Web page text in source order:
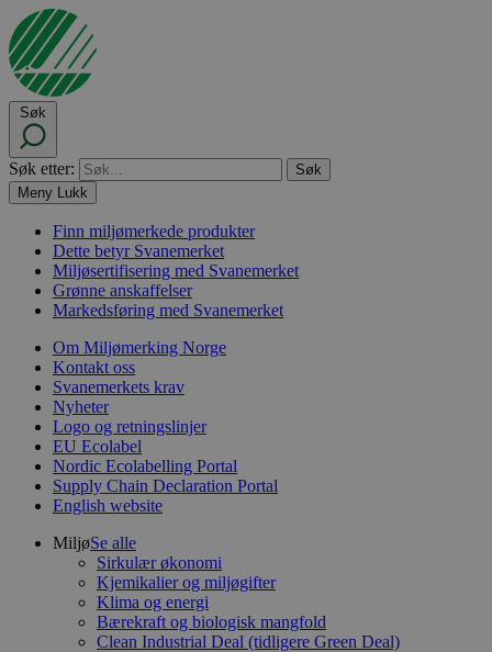
Søk
Søk etter:
Meny Lukk
Finn miljømerkede produkter
Dette betyr Svanemerket
Miljøsertifisering med Svanemerket
Grønne anskaffelser
Markedsføring med Svanemerket
Om Miljømerking Norge
Kontakt oss
Svanemerkets krav
Nyheter
Logo og retningslinjer
EU Ecolabel
Nordic Ecolabelling Portal
Supply Chain Declaration Portal
English website
MiljøSe alle
Sirkulær økonomi
Kjemikalier og miljøgifter
Klima og energi
Bærekraft og biologisk mangfold
Clean Industrial Deal (tidligere Green Deal)